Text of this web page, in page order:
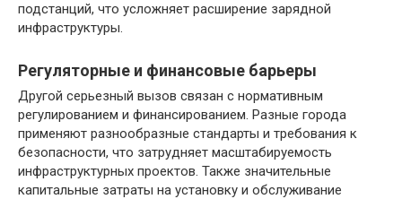
подстанций, что усложняет расширение зарядной
инфраструктуры.
Регуляторные и финансовые барьеры
Другой серьезный вызов связан с нормативным
регулированием и финансированием. Разные города
применяют разнообразные стандарты и требования к
безопасности, что затрудняет масштабируемость
инфраструктурных проектов. Также значительные
капитальные затраты на установку и обслуживание